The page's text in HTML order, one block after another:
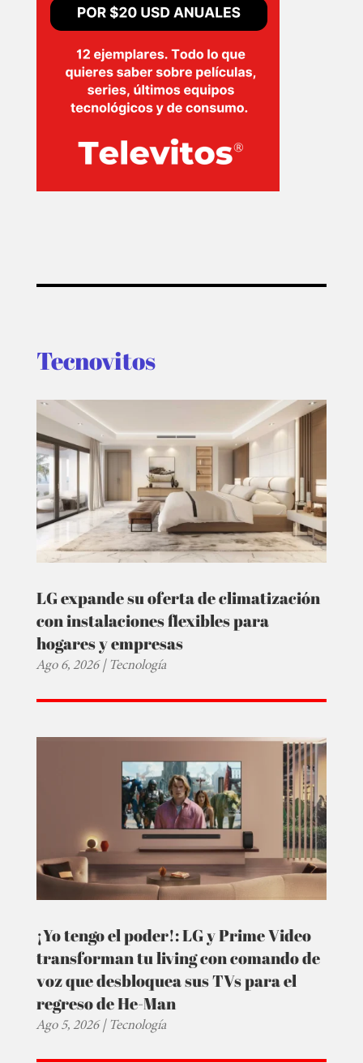
Tecnovitos
LG expande su oferta de climatización
con instalaciones flexibles para
hogares y empresas
Ago 6, 2026|Tecnología
¡Yo tengo el poder!: LG y Prime Video
transforman tu living con comando de
voz que desbloquea sus TVs para el
regreso de He-Man
Ago 5, 2026|Tecnología